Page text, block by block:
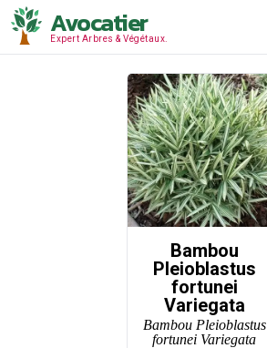
Avocatier
Expert Arbres & Végétaux.
Bambou
Pleioblastus
fortunei
Variegata
Bambou Pleioblastus
fortunei Variegata